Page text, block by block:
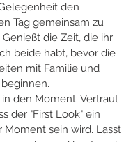
den
Tag gemeinsam zu
die Zeit, die ihr
beide habt, bevor die
mit Familie und
den Moment: Vertraut
der "First Look" ein
Moment sein wird. Lasst